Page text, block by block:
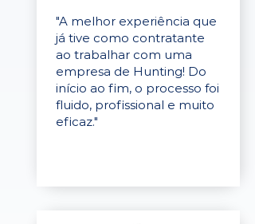
"A melhor experiência que
já tive como contratante
ao trabalhar com uma
empresa de Hunting! Do
início ao fim, o processo foi
fluido, profissional e muito
eficaz."